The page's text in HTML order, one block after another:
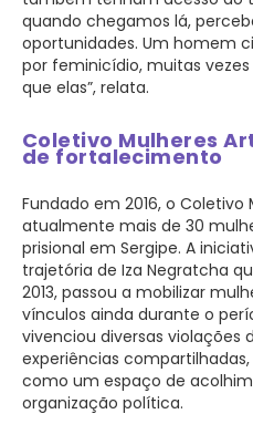
quando chegamos lá,
oportunidades. Um homem
por feminicídio, muitas
que elas”, relata.
Coletivo Mulheres
de fortalecimento
Fundado em 2016, o Coletivo
atualmente mais de 30
prisional em Sergipe. A
trajetória de Iza Negratcha
2013, passou a mobilizar
vínculos ainda durante o
vivenciou diversas violações
experiências
como um espaço de
organização política.